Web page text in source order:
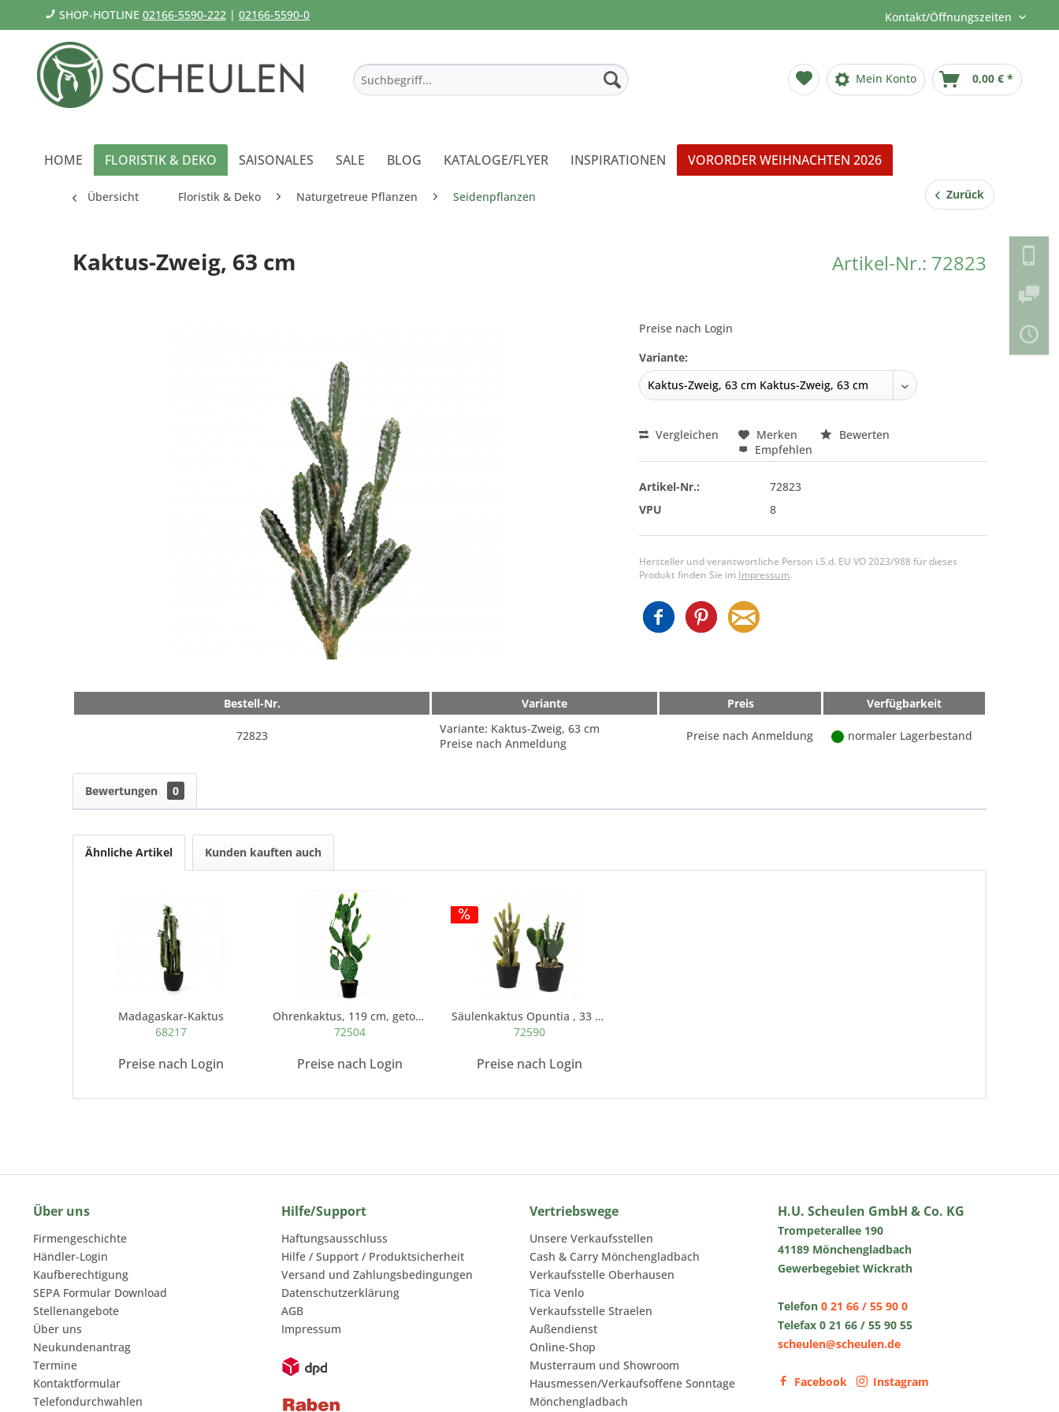
SHOP-HOTLINE 02166-5590-222 | 02166-5590-0 Kontakt/Öffnungszeiten
Mein Konto 0,00 € *
HOME FLORISTIK & DEKO SAISONALES SALE BLOG KATALOGE/FLYER INSPIRATIONEN VORORDER WEIHNACHTEN 2026
Übersicht Floristik & Deko Naturgetreue Pflanzen Seidenpflanzen Zurück
Artikel-Nr.: 72823
Kaktus-Zweig, 63 cm
Preise nach Login
Variante:
Vergleichen Merken
Bewerten
Empfehlen
Artikel-Nr.:
72823
VPU
8
Hersteller und verantwortliche Person i.S.d. EU VO 2023/988 für dieses
Produkt finden Sie im Impressum.
Bestell-Nr. Variante Preis Verfügbarkeit
72823
Variante: Kaktus-Zweig, 63 cm
Preise nach Anmeldung
Preise nach Anmeldung normaler Lagerbestand
Bewertungen 0
Ähnliche Artikel Kunden kauften auch
Madagaskar-Kaktus
68217
Preise nach Login
Ohrenkaktus, 119 cm, getopft, grün
72504
Preise nach Login
Säulenkaktus Opuntia , 33 cm, getopft, grün
72590
Preise nach Login
Über uns
Firmengeschichte
Händler-Login
Kaufberechtigung
SEPA Formular Download
Stellenangebote
Über uns
Neukundenantrag
Termine
Kontaktformular
Telefondurchwahlen
Hilfe/Support
Haftungsausschluss
Hilfe / Support / Produktsicherheit
Versand und Zahlungsbedingungen
Datenschutzerklärung
AGB
Impressum
Vertriebswege
Unsere Verkaufsstellen
Cash & Carry Mönchengladbach
Verkaufsstelle Oberhausen
Tica Venlo
Verkaufsstelle Straelen
Außendienst
Online-Shop
Musterraum und Showroom
Hausmessen/Verkaufsoffene Sonntage
Mönchengladbach
H.U. Scheulen GmbH & Co. KG
Trompeterallee 190
41189 Mönchengladbach
Gewerbegebiet Wickrath
Telefon 0 21 66 / 55 90 0
Telefax 0 21 66 / 55 90 55
scheulen@scheulen.de
Facebook Instagram